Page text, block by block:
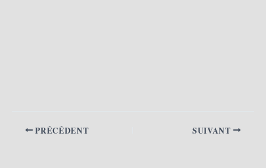
PRÉCÉDENT SUIVANT